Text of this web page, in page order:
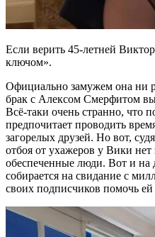
Если верить 45-летней
ключом».
Официально замужем она ни
брак с Алексом Смерфитом
Всё-таки очень странно, что
предпочитает проводить
загорелых друзей. Но вот,
отбоя от ухажеров у Вики
обеспеченные люди. Вот и на
собирается на свидание с
своих подписчиков помочь